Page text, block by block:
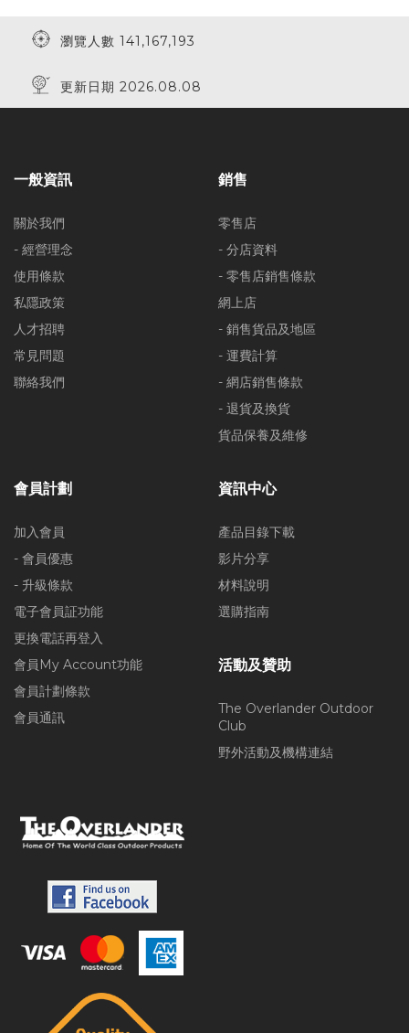
瀏覽人數 141,167,193
更新日期 2026.08.08
一般資訊
關於我們
- 經營理念
使用條款
私隱政策
人才招聘
常見問題
聯絡我們
銷售
零售店
- 分店資料
- 零售店銷售條款
網上店
- 銷售貨品及地區
- 運費計算
- 網店銷售條款
- 退貨及換貨
貨品保養及維修
會員計劃
加入會員
- 會員優惠
- 升級條款
電子會員証功能
更換電話再登入
會員My Account功能
會員計劃條款
會員通訊
資訊中心
產品目錄下載
影片分享
材料說明
選購指南
活動及贊助
The Overlander Outdoor
Club
野外活動及機構連結